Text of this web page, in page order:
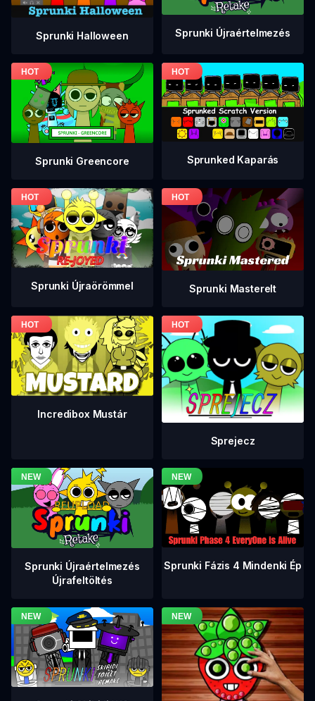
Sprunki Halloween Sprunki Újraértelmezés
Sprunki Greencore Sprunked Kaparás
Sprunki Újraörömmel Sprunki Masterelt
Incredibox Mustár
Sprejecz
Sprunki Újraértelmezés
Újrafeltöltés
Sprunki Fázis 4 Mindenki Ép